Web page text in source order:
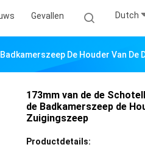
Gevallen Dutch
De Houder Van De
173mm van de de
de Badkamerszeep de
Zuigingszeep
Productdetails: